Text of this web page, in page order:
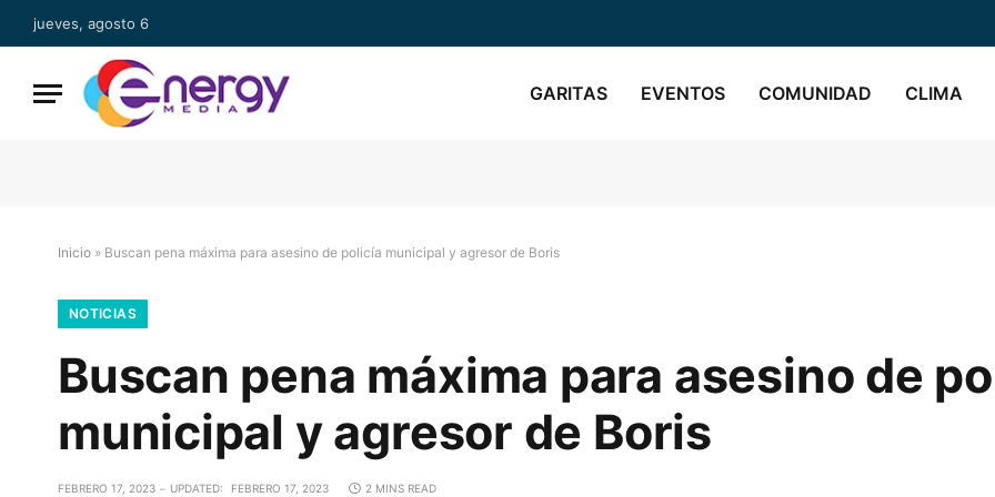
jueves, agosto 6
GARITAS EVENTOS COMUNIDAD CLIMA
Inicio » Buscan pena máxima para asesino de policía municipal y agresor de Boris
NOTICIAS
Buscan pena máxima para asesino de
municipal y agresor de Boris
FEBRERO 17, 2023 UPDATED: FEBRERO 17, 2023 2 MINS READ